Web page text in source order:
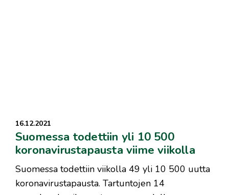
16.12.2021
Suomessa todettiin yli 10 500
koronavirustapausta viime viikolla
Suomessa todettiin viikolla 49 yli 10 500 uutta
koronavirustapausta. Tartuntojen 14